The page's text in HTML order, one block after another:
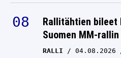
Rallitähtien
Suomen MM-
RALLI 04.08.2026